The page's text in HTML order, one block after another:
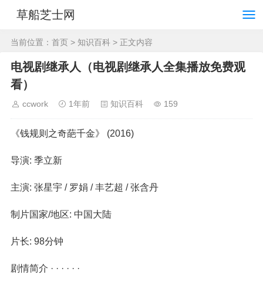
草船芝士网
当前位置： 首页 > 知识百科 > 正文内容
电视剧继承人（电视剧继承人全集播放免费观
看）
ccwork 1年前 知识百科 159
《钱规则之奇葩千金》 (2016)
导演: 季立新
主演: 张星宇 / 罗娟 / 丰艺超 / 张含丹
制片国家/地区: 中国大陆
片长: 98分钟
剧情简介 · · · · · ·